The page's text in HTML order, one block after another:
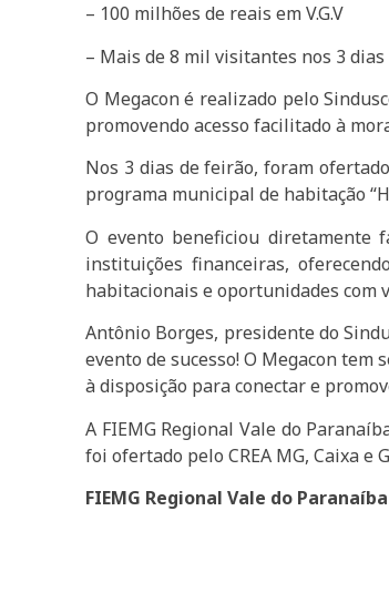
– 100 milhões de reais em V.G.V
– Mais de 8 mil visitantes nos 3 dias
O Megacon é realizado pelo
promovendo acesso facilitado à
Nos 3 dias de feirão, foram
programa municipal de habitação
O evento beneficiou diretamente
instituições financeiras,
habitacionais e oportunidades com
Antônio Borges, presidente do
evento de sucesso! O Megacon
à disposição para conectar e
A FIEMG Regional Vale do
foi ofertado pelo CREA MG, Caixa e
FIEMG Regional Vale do Paranaíba